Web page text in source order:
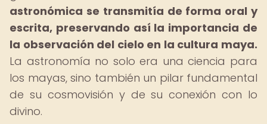
astronómica se transmitía de forma oral y
escrita, preservando así la importancia de
la observación del cielo en la cultura maya.
La astronomía no solo era una ciencia para
los mayas, sino también un pilar fundamental
de su cosmovisión y de su conexión con lo
divino.